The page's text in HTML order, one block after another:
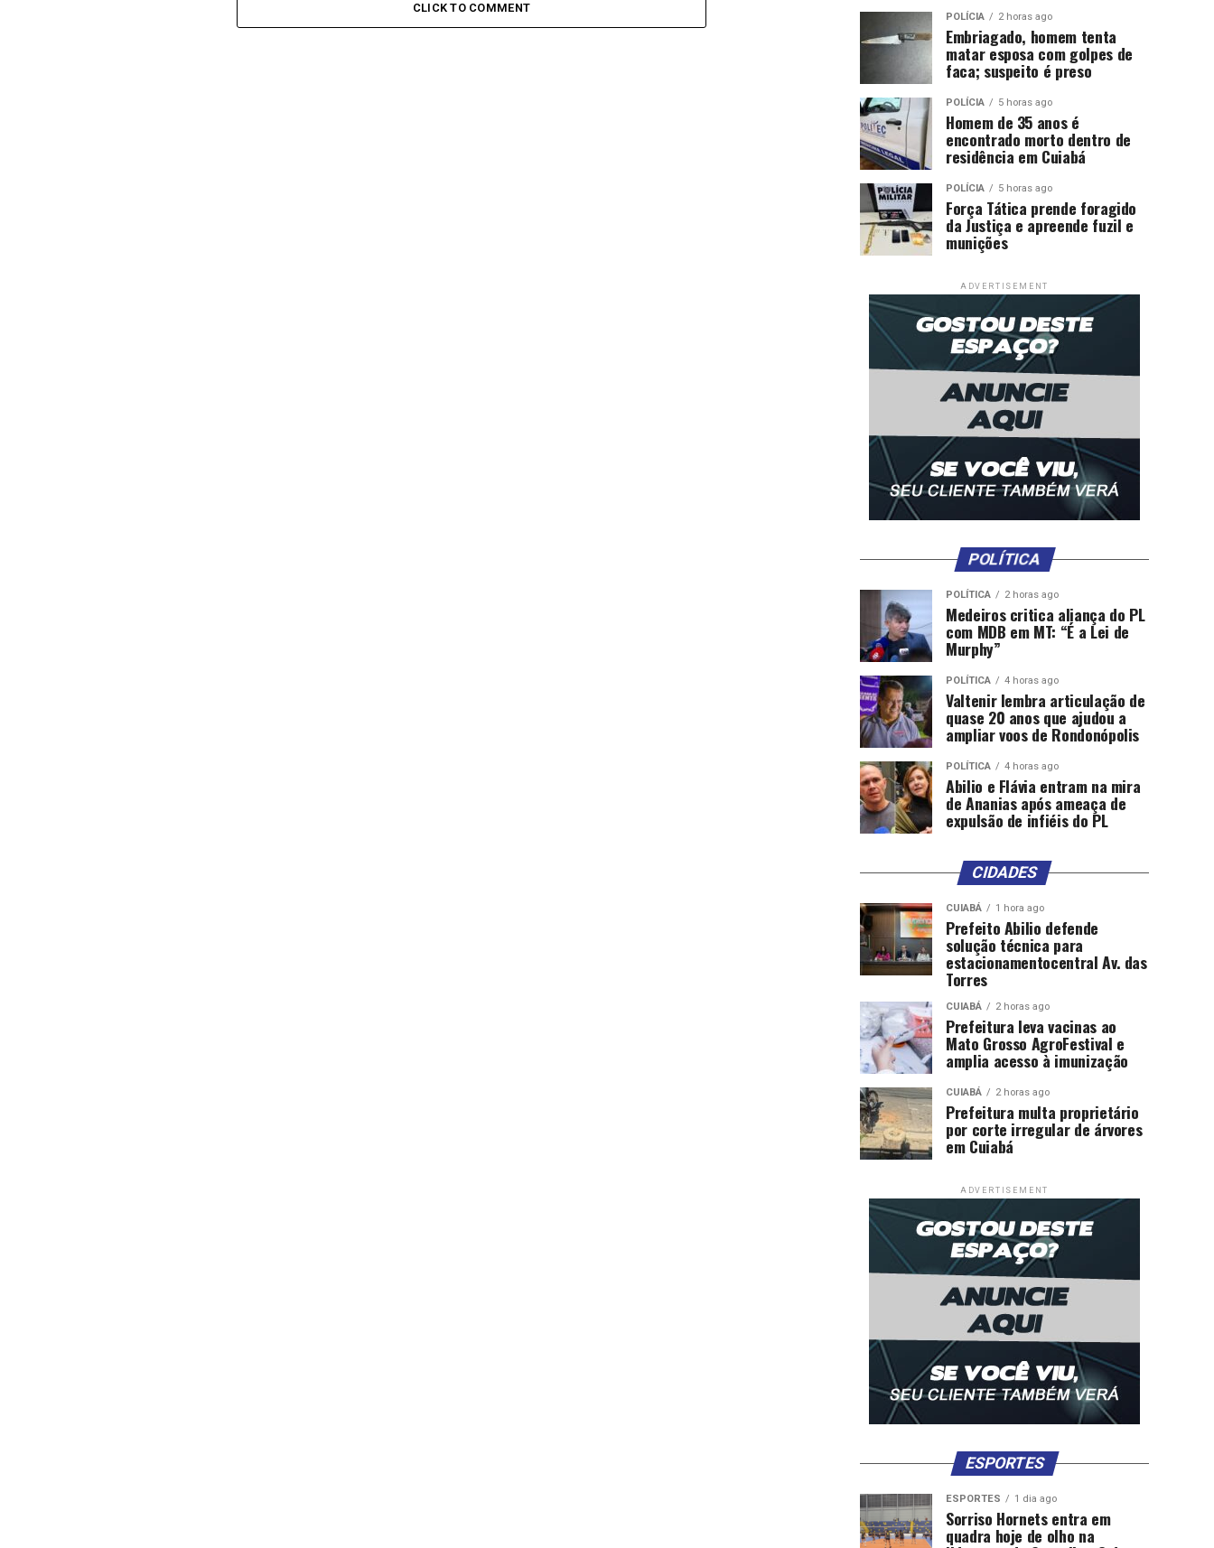
CLICK TO COMMENT
POLÍCIA 2 horas ago
Embriagado, homem tenta
matar esposa com golpes de
faca; suspeito é preso
POLÍCIA 5 horas ago
Homem de 35 anos é
encontrado morto dentro de
residência em Cuiabá
POLÍCIA 5 horas ago
Força Tática prende foragido
da Justiça e apreende fuzil e
munições
ADVERTISEMENT
POLÍTICA
POLÍTICA 2 horas ago
Medeiros critica aliança do PL
com MDB em MT: “É a Lei de
Murphy”
POLÍTICA 4 horas ago
Valtenir lembra articulação de
quase 20 anos que ajudou a
ampliar voos de Rondonópolis
POLÍTICA 4 horas ago
Abilio e Flávia entram na mira
de Ananias após ameaça de
expulsão de infiéis do PL
CIDADES
CUIABÁ 1 hora ago
Prefeito Abilio defende
solução técnica para
estacionamentocentral Av. das
Torres
CUIABÁ 2 horas ago
Prefeitura leva vacinas ao
Mato Grosso AgroFestival e
amplia acesso à imunização
CUIABÁ 2 horas ago
Prefeitura multa proprietário
por corte irregular de árvores
em Cuiabá
ADVERTISEMENT
ESPORTES
ESPORTES 1 dia ago
Sorriso Hornets entra em
quadra hoje de olho na